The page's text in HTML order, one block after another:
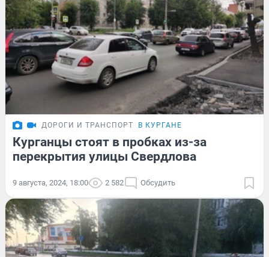
ДОРОГИ И ТРАНСПОРТ В КУРГАНЕ
Курганцы стоят в пробках из-за
перекрытия улицы Свердлова
9 августа, 2024, 18:00 2 582 Обсудить